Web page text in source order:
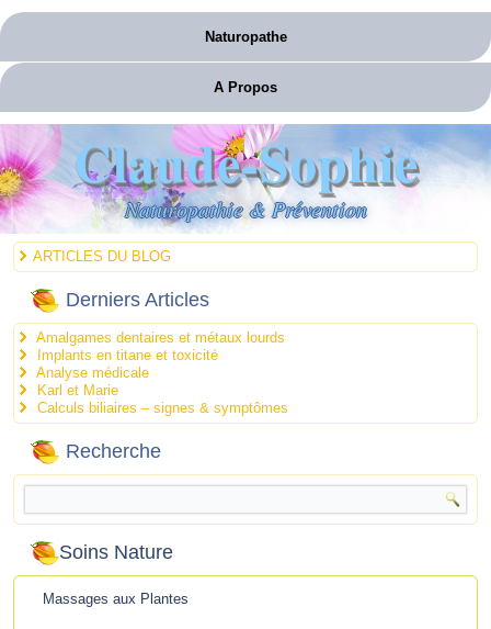
Naturopathe
A Propos
Claude-Sophie
Naturopathie & Prévention
ARTICLES DU BLOG
Derniers Articles
Amalgames dentaires et métaux lourds
Implants en titane et toxicité
Analyse médicale
Karl et Marie
Calculs biliaires – signes & symptômes
Recherche
Soins Nature
Massages aux Plantes